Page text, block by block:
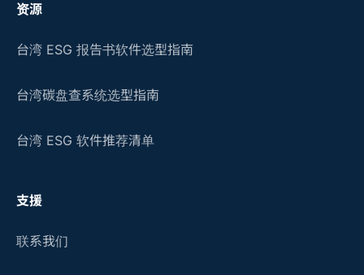
资源
台湾 ESG 报告书软件选型指南
台湾碳盘查系统选型指南
台湾 ESG 软件推荐清单
支援
联系我们